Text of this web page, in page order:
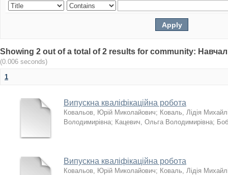
Showing 2 out of a total of 2 results for community:
(0.006 seconds)
1
Випускна кваліфікаційна робота
Ковальов, Юрій Миколайович; Коваль, Лідія
Володимирівна; Кацевич, Ольга Володимирівна;
Випускна кваліфікаційна робота
Ковальов, Юрій Миколайович; Коваль, Лідія